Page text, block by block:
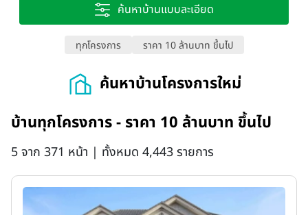
ค้นหาบ้านแบบละเอียด
ทุกโครงการ ราคา 10 ล้านบาท ขึ้นไป
ค้นหาบ้านโครงการใหม่
บ้านทุกโครงการ - ราคา 10 ล้านบาท ขึ้นไป
5 จาก 371 หน้า | ทั้งหมด 4,443 รายการ